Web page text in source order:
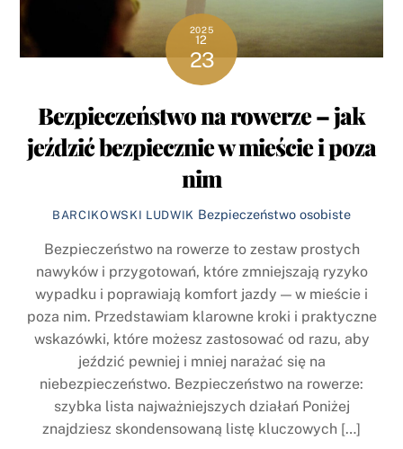
2025
12
23
Bezpieczeństwo na rowerze – jak
jeździć bezpiecznie w mieście i poza
nim
BARCIKOWSKI LUDWIK Bezpieczeństwo osobiste
Bezpieczeństwo na rowerze to zestaw prostych
nawyków i przygotowań, które zmniejszają ryzyko
wypadku i poprawiają komfort jazdy — w mieście i
poza nim. Przedstawiam klarowne kroki i praktyczne
wskazówki, które możesz zastosować od razu, aby
jeździć pewniej i mniej narażać się na
niebezpieczeństwo. Bezpieczeństwo na rowerze:
szybka lista najważniejszych działań Poniżej
znajdziesz skondensowaną listę kluczowych […]